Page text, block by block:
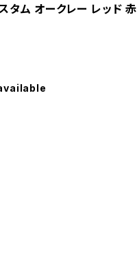
タム オークレー レッド 赤